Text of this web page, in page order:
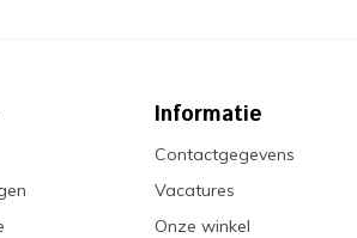
Informatie
Contactgegevens
Vacatures
Onze winkel